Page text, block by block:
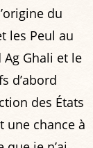
du
les Peul au
Ag Ghali et le
d’abord
des États
une chance à